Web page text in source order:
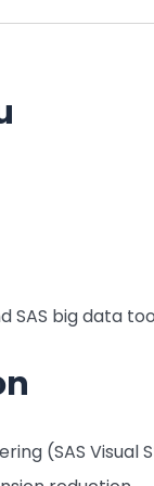
SAS big data
(SAS Visual